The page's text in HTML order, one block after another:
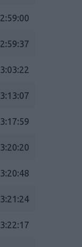
2:59:00
2:59:37
3:03:22
3:13:07
3:17:59
3:20:20
3:20:48
3:21:24
3:22:17